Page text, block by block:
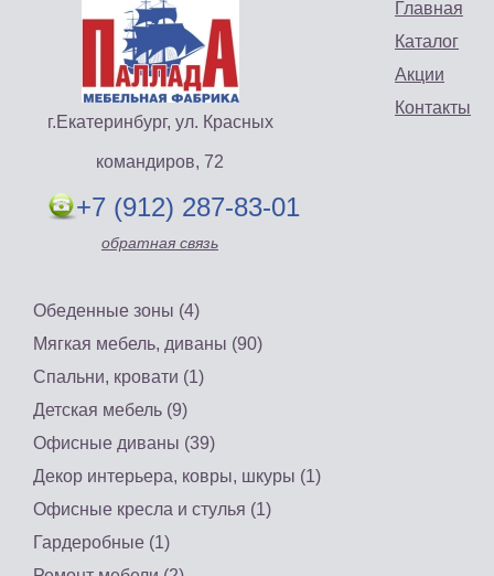
Главная
Каталог
Акции
Контакты
г.Екатеринбург, ул. Красных
командиров, 72
+7 (912) 287-83-01
обратная связь
Обеденные зоны (4)
Мягкая мебель, диваны (90)
Спальни, кровати (1)
Детская мебель (9)
Офисные диваны (39)
Декор интерьера, ковры, шкуры (1)
Офисные кресла и стулья (1)
Гардеробные (1)